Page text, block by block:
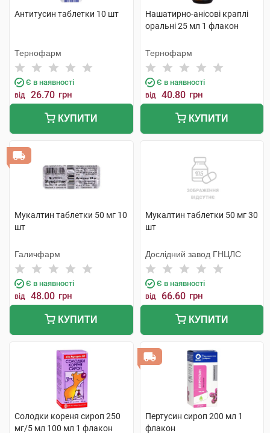
Антитусин таблетки 10 шт
Тернофарм
Є в наявності
від 26.70 грн
КУПИТИ
Нашатирно-анісові краплі
оральні 25 мл 1 флакон
Тернофарм
Є в наявності
від 40.80 грн
КУПИТИ
Мукалтин таблетки 50 мг 10
шт
Галичфарм
Є в наявності
від 48.00 грн
КУПИТИ
Мукалтин таблетки 50 мг 30
шт
Дослідний завод ГНЦЛС
Є в наявності
від 66.60 грн
КУПИТИ
Солодки кореня сироп 250
мг/5 мл 100 мл 1 флакон
Пертусин сироп 200 мл 1
флакон